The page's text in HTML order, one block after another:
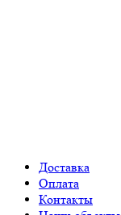
Доставка
Оплата
Контакты